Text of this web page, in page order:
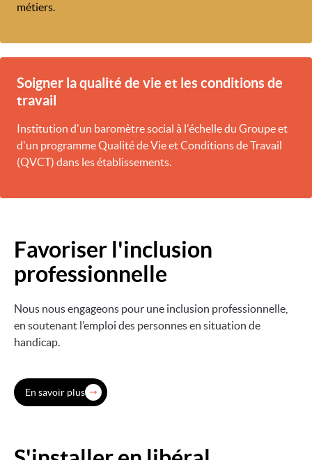
métiers.
Soigner la qualité de vie et les conditions de
travail
Institution d'un baromètre social à l'échelle du Groupe et
d'un programme Qualité de Vie et Conditions de Travail
(QVCT) dans les établissements.
Image
Favoriser l'inclusion
professionnelle
Nous nous engageons pour une inclusion professionnelle,
en soutenant l’emploi des personnes en situation de
handicap.
En savoir plus
Image